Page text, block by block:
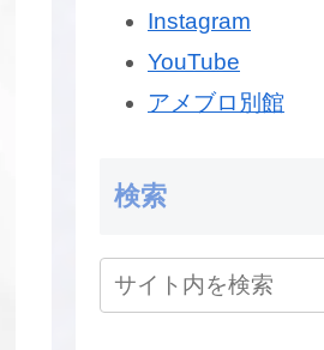
Instagram
YouTube
アメブロ別館
検索